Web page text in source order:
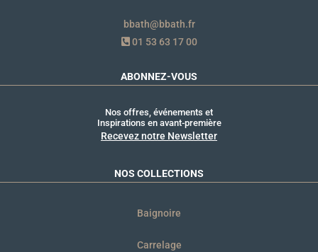
bbath@bbath.fr
01 53 63 17 00
ABONNEZ-VOUS
Nos offres, événements et
Inspirations en avant-première
Recevez notre Newsletter
NOS COLLECTIONS
Baignoire
Carrelage